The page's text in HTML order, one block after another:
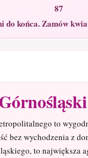
87
do końca. Zamów
to
bez wychodzenia z
to największa